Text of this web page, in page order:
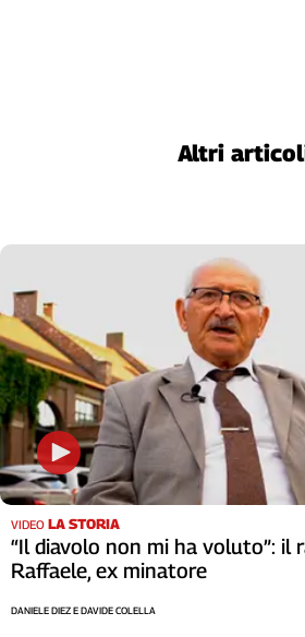
Abruzzo-
Molise
Alto
Adige
Basilicata
Calabria
Campania
Emilia-
Friuli
Venezia
Lazio
Altri
VIDEO LA STORIA
“Il diavolo non mi ha voluto”: il
Raffaele, ex minatore
DANIELE DIEZ E DAVIDE COLELLA